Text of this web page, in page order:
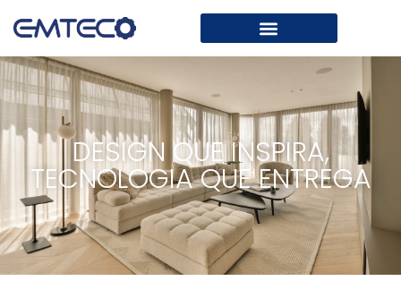
DESIGN QUE INSPIRA,
TECNOLOGIA QUE ENTREGA